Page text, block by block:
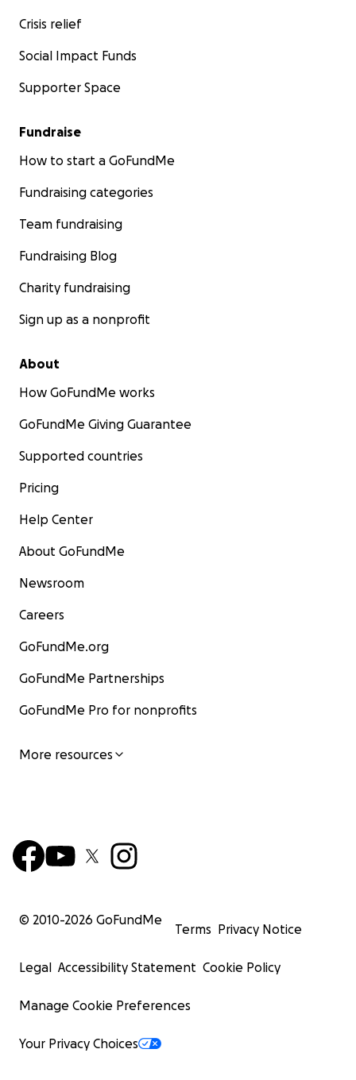
Crisis relief
Social Impact Funds
Supporter Space
Fundraise
How to start a GoFundMe
Fundraising categories
Team fundraising
Fundraising Blog
Charity fundraising
Sign up as a nonprofit
About
How GoFundMe works
GoFundMe Giving Guarantee
Supported countries
Pricing
Help Center
About GoFundMe
Newsroom
Careers
GoFundMe.org
GoFundMe Partnerships
GoFundMe Pro for nonprofits
More resources
© 2010-2026 GoFundMe
Terms Privacy Notice
Legal Accessibility Statement Cookie Policy
Manage Cookie Preferences
Your Privacy Choices